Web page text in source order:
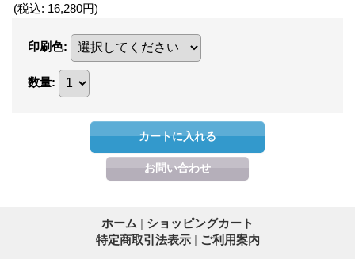
(税込: 16,280円)
印刷色:
数量:
ホーム | ショッピングカート
特定商取引法表示 | ご利用案内